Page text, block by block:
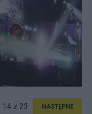
14 z 23 NASTĘPNE